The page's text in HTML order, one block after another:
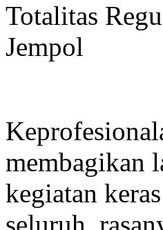
Totalitas
Jempol
membagikan
kegiatan